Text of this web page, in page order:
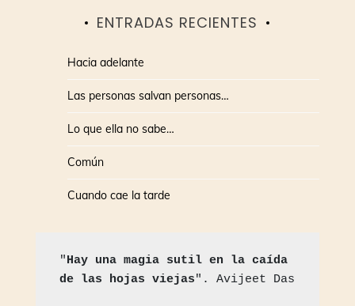
ENTRADAS RECIENTES
Hacia adelante
Las personas salvan personas…
Lo que ella no sabe…
Común
Cuando cae la tarde
"Hay una magia sutil en la caída
de las hojas viejas". Avijeet Das